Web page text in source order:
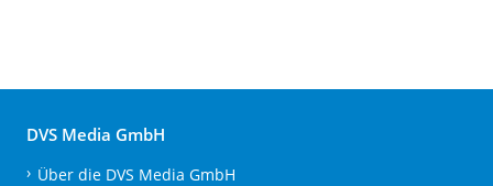
DVS Media GmbH
Über die DVS Media GmbH